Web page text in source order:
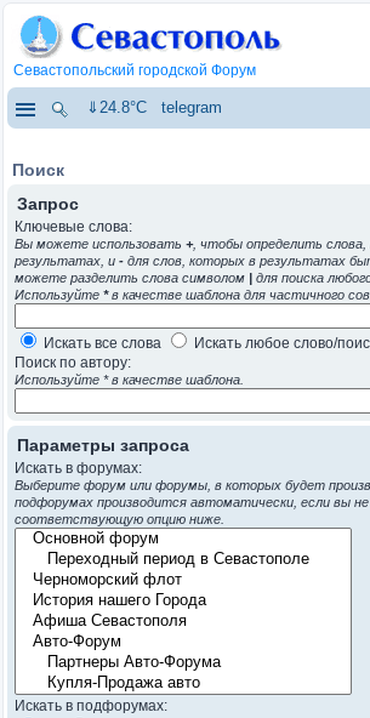
Севастопольский городской Форум
⇓24.8°C telegram
Поиск
Запрос
Ключевые слова:
Вы можете использовать +, чтобы определить
результатах, и - для слов, которых в результатах
можете разделить слова символом | для поиска
Используйте *в качестве шаблона для частичного
Искать все слова
Искать любое слово/
Поиск по автору:
Используйте * в качестве шаблона.
Параметры запроса
Искать в форумах:
Выберите форум или форумы, в которых будет
подфорумах производится автоматически, если вы
соответствующую опцию ниже.
Искать в подфорумах: